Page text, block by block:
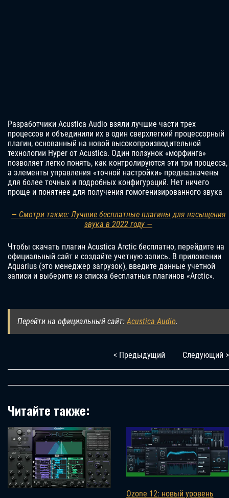
Разработчики Acustica Audio взяли лучшие части трех
процессов и объединили их в один сверхлегкий процессорный
плагин, основанный на новой высокопроизводительной
технологии Hyper от Acustica. Один ползунок «морфинга»
позволяет легко понять, как контролируются эти три процесса,
а элементы управления «точной настройки» предназначены
для более точных и подробных конфигураций. Нет ничего
проще и понятнее для получения гомогенизированного звука
— Смотри также: Лучшие бесплатные плагины для насыщения
звука в 2022 году —
Чтобы скачать плагин Acustica Arctic бесплатно, перейдите на
официальный сайт и создайте учетную запись. В приложении
Aquarius (это менеджер загрузок), введите данные учетной
записи и выберите из списка бесплатных плагинов «Arctic».
Перейти на официальный сайт:Acustica Audio.
< Предыдущий Следующий >
Читайте также:
Ozone 12: новый уровень